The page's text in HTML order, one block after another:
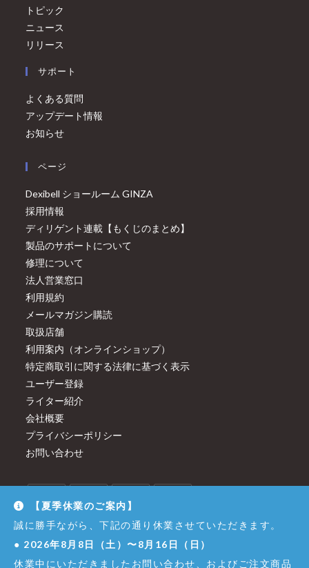
トピック
ニュース
リリース
サポート
よくある質問
アップデート情報
お知らせ
ページ
Dexibell ショールーム GINZA
採用情報
ディリゲント連載【もくじのまとめ】
製品のサポートについて
修理について
法人営業窓口
利用規約
メールマガジン購読
取扱店舗
利用案内（オンラインショップ）
特定商取引に関する法律に基づく表示
ユーザー登録
ライター紹介
会社概要
プライバシーポリシー
お問い合わせ
【夏季休業のご案内】
誠に勝手ながら、下記の通り休業させていただきます。
● 2026年8月8日（土）〜8月16日（日）
休業中にいただきましたお問い合わせ、およびご注文商品